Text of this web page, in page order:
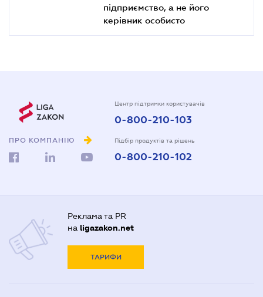
підприємство, а не його
керівник особисто
ПРО КОМПАНІЮ
Центр підтримки користувачів
0-800-210-103
Підбір продуктів та рішень
0-800-210-102
Реклама та PR
на ligazakon.net
ТАРИФИ